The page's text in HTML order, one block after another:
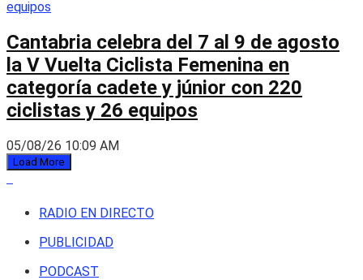
Cantabria celebra del 7 al 9 de agosto
la V Vuelta Ciclista Femenina en
categoría cadete y júnior con 220
ciclistas y 26 equipos
05/08/26 10:09 AM
Load More
RADIO EN DIRECTO
PUBLICIDAD
PODCAST